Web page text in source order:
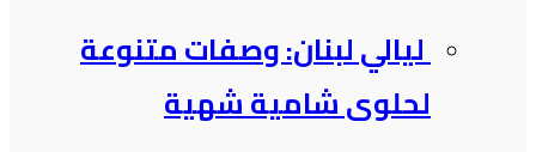
ليالي لبنان: وصفات متنوعة
لحلوى شامية شهية